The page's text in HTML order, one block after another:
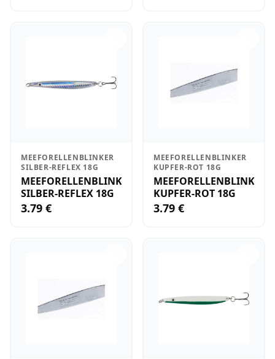
MEEFORELLENBLINKER
SILBER-REFLEX 18G
MEEFORELLENBLINKER
SILBER-REFLEX 18G
3.79 €
MEEFORELLENBLINKER
KUPFER-ROT 18G
MEEFORELLENBLINKER
KUPFER-ROT 18G
3.79 €